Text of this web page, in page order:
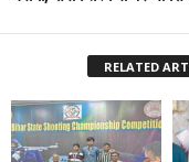
RELATED